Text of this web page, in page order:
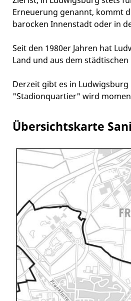
Erneuerung genannt, kommt
barocken Innenstadt oder in
Seit den 1980er Jahren hat
Land und aus dem
Derzeit gibt es in
"Stadionquartier" wird
Übersichtskarte